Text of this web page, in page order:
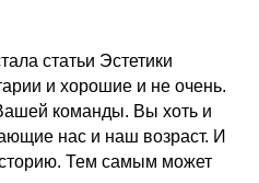
статьи Эстетики
и хорошие и не очень.
команды. Вы хоть и
нас и наш возраст. И
Тем самым может